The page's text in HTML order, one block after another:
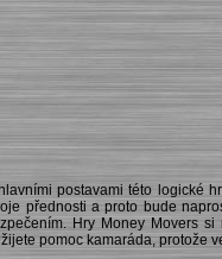
postavami této logické
přednosti a proto bude
Hry Money Movers
pomoc kamaráda, protože